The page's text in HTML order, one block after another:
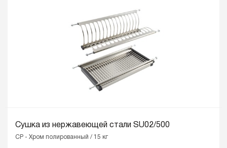
Сушка из нержавеющей стали SU02/500
CP - Хром полированный / 15 кг